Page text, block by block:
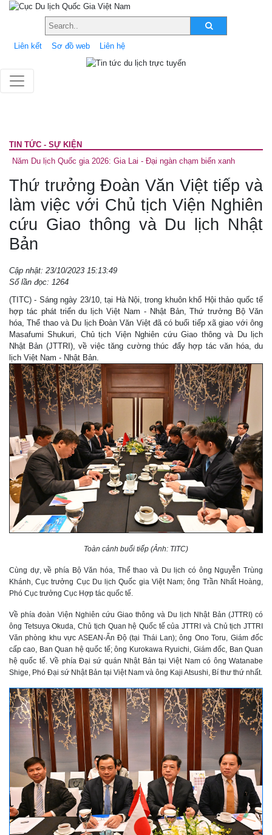
Liên kết Sơ đồ web Liên hệ
TIN TỨC - SỰ KIỆN
Năm Du lịch Quốc gia 2026: Gia Lai - Đại ngàn chạm biển xanh
Thứ trưởng Đoàn Văn Việt tiếp và
làm việc với Chủ tịch Viện Nghiên
cứu Giao thông và Du lịch Nhật
Bản
Cập nhật: 23/10/2023 15:13:49
Số lần đọc: 1264
(TITC) - Sáng ngày 23/10, tại Hà Nội, trong khuôn khổ Hội thảo quốc tế
hợp tác phát triển du lịch Việt Nam - Nhật Bản, Thứ trưởng Bộ Văn
hóa, Thể thao và Du lịch Đoàn Văn Việt đã có buổi tiếp xã giao với ông
Masafumi Shukuri, Chủ tịch Viện Nghiên cứu Giao thông và Du lịch
Nhật Bản (JTTRI), về việc tăng cường thúc đẩy hợp tác văn hóa, du
lịch Việt Nam - Nhật Bản.
Toàn cảnh buổi tiếp (Ảnh: TITC)
Cùng dự, về phía Bộ Văn hóa, Thể thao và Du lịch có ông Nguyễn Trùng
Khánh, Cục trưởng Cục Du lịch Quốc gia Việt Nam; ông Trần Nhất Hoàng,
Phó Cục trưởng Cục Hợp tác quốc tế.
Về phía đoàn Viện Nghiên cứu Giao thông và Du lịch Nhật Bản (JTTRI) có
ông Tetsuya Okuda, Chủ tịch Quan hệ Quốc tế của JTTRI và Chủ tịch JTTRI
Văn phòng khu vực ASEAN-Ấn Độ (tại Thái Lan); ông Ono Toru, Giám đốc
cấp cao, Ban Quan hệ quốc tế; ông Kurokawa Ryuichi, Giám đốc, Ban Quan
hệ quốc tế. Về phía Đại sứ quán Nhật Bản tại Việt Nam có ông Watanabe
Shige, Phó Đại sứ Nhật Bản tại Việt Nam và ông Kaji Atsushi, Bí thư thứ nhất.